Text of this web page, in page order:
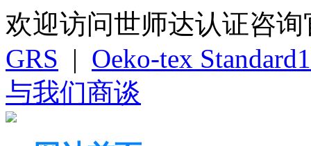
欢迎访问世师达认证咨询
GRS | Oeko-tex
与我们商谈